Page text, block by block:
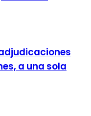
a una sola